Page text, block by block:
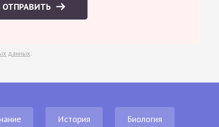
ОТПРАВИТЬ
данных.
История Биология